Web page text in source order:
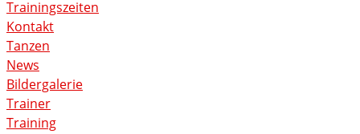
Trainingszeiten
Kontakt
Tanzen
News
Bildergalerie
Trainer
Training